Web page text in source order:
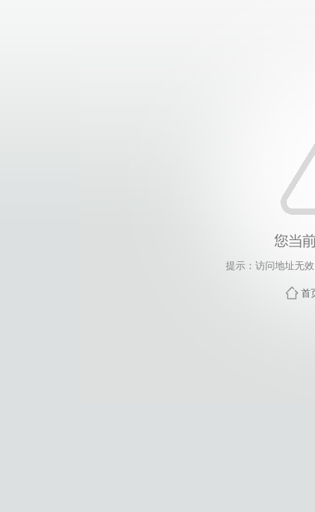
提示：访问地址无
首